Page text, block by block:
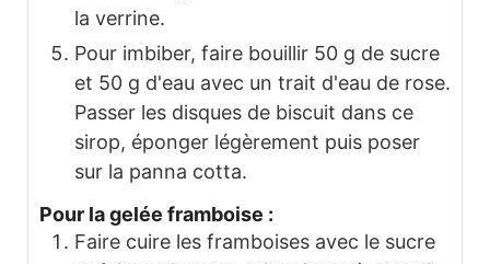
la verrine.
Pour imbiber, faire bouillir 50 g de sucre
et 50 g d'eau avec un trait d'eau de rose.
Passer les disques de biscuit dans ce
sirop, éponger légèrement puis poser
sur la panna cotta.
Pour la gelée framboise :
Faire cuire les framboises avec le sucre